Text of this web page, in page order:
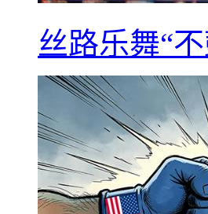
丝路乐舞“